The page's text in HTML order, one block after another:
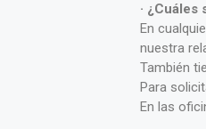
·
En
nuestra
También
Para
En las